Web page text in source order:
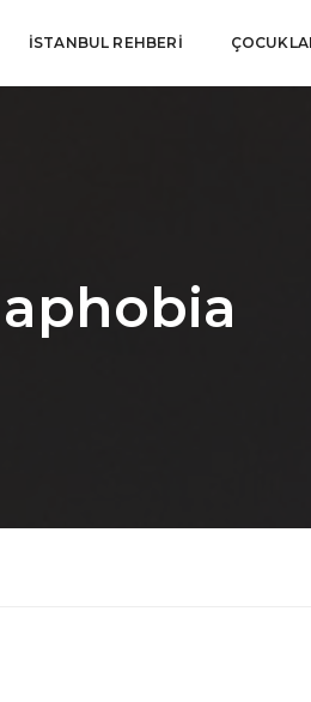
İSTANBUL REHBERI